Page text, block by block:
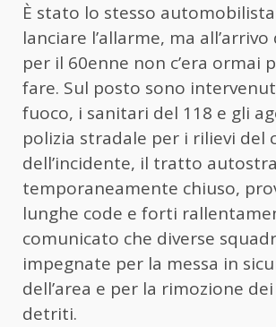
È stato lo stesso
lanciare l’allarme, ma
per il 60enne non c’era ormai
fare. Sul posto sono
fuoco, i sanitari del 118 e gli
polizia stradale per i rilievi del
dell’incidente, il tratto
temporaneamente chiuso,
lunghe code e forti
comunicato che diverse
impegnate per la messa in
dell’area e per la rimozione
detriti.